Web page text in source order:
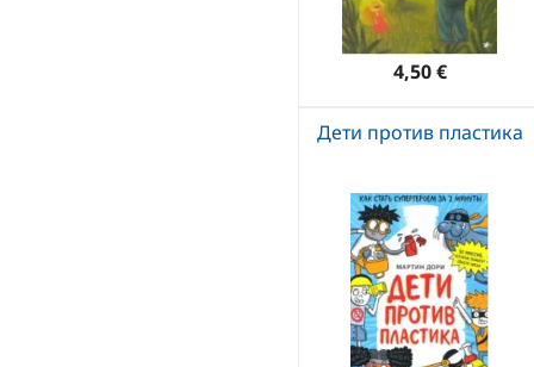
4,50 €
Дети против пластика